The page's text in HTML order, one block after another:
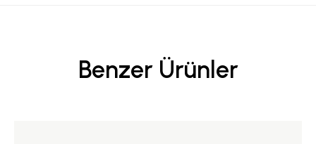
Benzer Ürünler